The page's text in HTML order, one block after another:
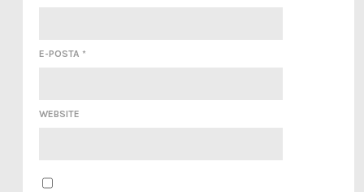
E-POSTA *
WEBSITE